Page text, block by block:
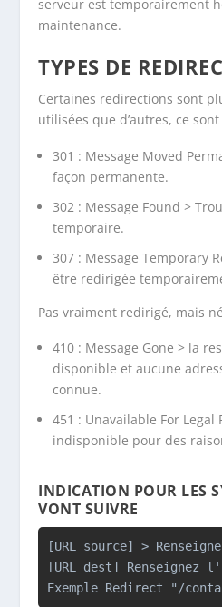
serveur est temporairement
maintenance.
TYPES DE
Certaines redirections sont
utilisées que d’autres, ce
301 : Message Moved
façon permanente.
302 : Message Found >
temporaire.
307 : MessageTemporary
être redirigée
Pas vraiment redirigé, mais
410 : Message Gone> la
disponible et aucune
connue.
451 : Unavailable For Legal
indisponible pour des
INDICATION POUR LES
VONT SUIVRE
[URL source] >
[URL dest]
Exemple Redirect "/